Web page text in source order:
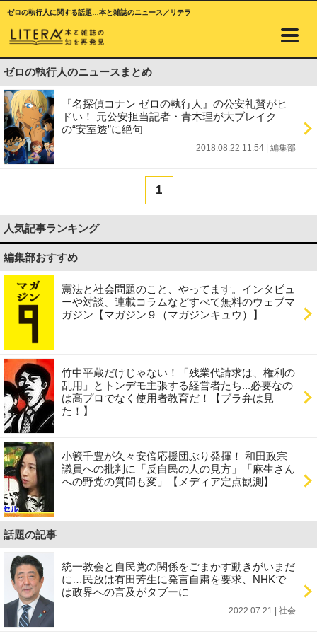
ゼロの執行人に関する話題…本と雑誌のニュース／リテラ
ゼロの執行人のニュースまとめ
『名探偵コナン ゼロの執行人』の公安礼賛がヒ
ドい！ 元公安担当記者・青木理が大ブレイク
の“安室透”に絶句
2018.08.22 11:54 編集部
1
人気記事ランキング
編集部おすすめ
憲法と社会問題のこと、やってます。インタビュ
ーや対談、連載コラムなどすべて無料のウェブマ
ガジン【マガジン９（マガジンキュウ）】
竹中平蔵だけじゃない！「残業代請求は、権利の
乱用」とトンデモ主張する経営者たち...必要なの
は高プロでなく使用者教育だ！【ブラ弁は見
た！】
小籔千豊が久々安倍応援団ぶり発揮！ 和田政宗
議員への批判に「反自民の人の見方」「麻生さん
への野党の質問も変」【メディア定点観測】
話題の記事
統一教会と自民党の関係をごまかす動きがいまだ
に…民放は有田芳生に発言自粛を要求、NHKで
は政界への言及がタブーに
2022.07.21 | 社会